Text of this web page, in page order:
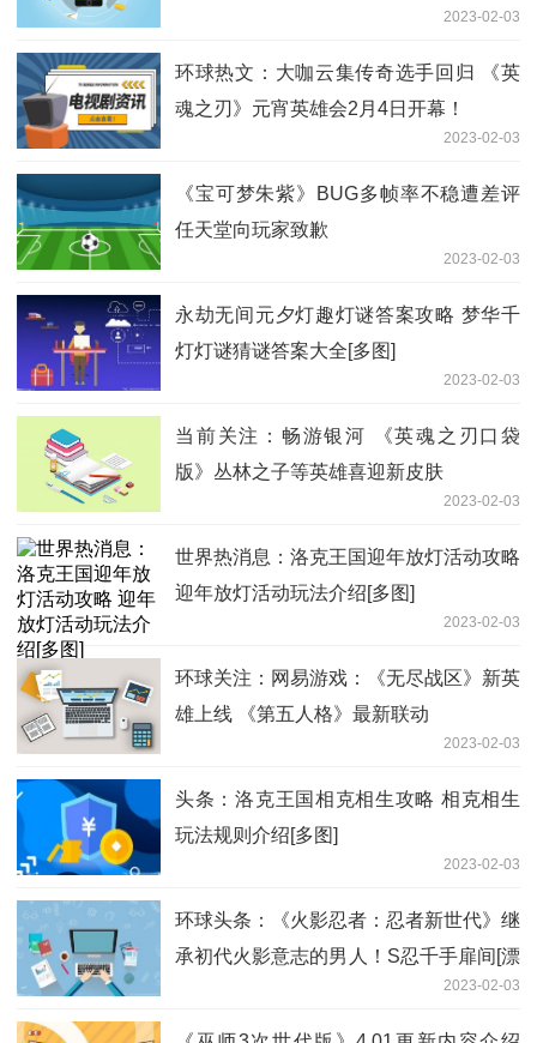
2023-02-03
环球热文：大咖云集传奇选手回归 《英
魂之刃》元宵英雄会2月4日开幕！
2023-02-03
《宝可梦朱紫》BUG多帧率不稳遭差评
任天堂向玩家致歉
2023-02-03
永劫无间元夕灯趣灯谜答案攻略 梦华千
灯灯谜猜谜答案大全[多图]
2023-02-03
当前关注：畅游银河 《英魂之刃口袋
版》丛林之子等英雄喜迎新皮肤
2023-02-03
世界热消息：洛克王国迎年放灯活动攻略
迎年放灯活动玩法介绍[多图]
2023-02-03
环球关注：网易游戏：《无尽战区》新英
雄上线 《第五人格》最新联动
2023-02-03
头条：洛克王国相克相生攻略 相克相生
玩法规则介绍[多图]
2023-02-03
环球头条：《火影忍者：忍者新世代》继
承初代火影意志的男人！S忍千手扉间[漂
2023-02-03